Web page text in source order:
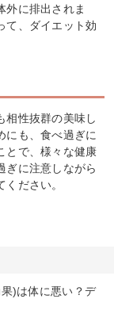
外に排出されま
て、ダイエット効
相性抜群の美味し
にも、食べ過ぎに
とで、様々な健康
ぎに注意しながら
ださい。
)は体に悪い？デ